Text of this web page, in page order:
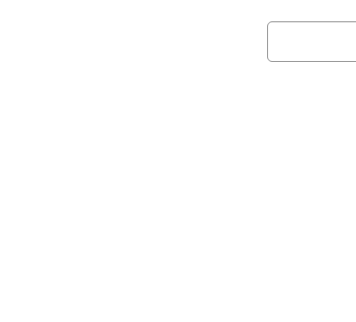
演。会見について「今回の不倫は気
持ち悪いが乗っかっちゃっているか